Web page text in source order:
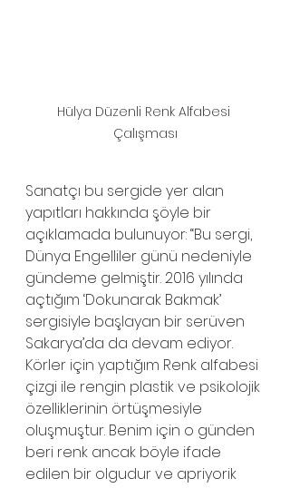
Hülya Düzenli Renk Alfabesi
Çalışması
Sanatçı bu sergide yer alan
yapıtları hakkında şöyle bir
açıklamada bulunuyor: “Bu sergi,
Dünya Engelliler günü nedeniyle
gündeme gelmiştir. 2016 yılında
açtığım ‘Dokunarak Bakmak’
sergisiyle başlayan bir serüven
Sakarya’da da devam ediyor.
Körler için yaptığım Renk alfabesi
çizgi ile rengin plastik ve psikolojik
özelliklerinin örtüşmesiyle
oluşmuştur. Benim için o günden
beri renk ancak böyle ifade
edilen bir olgudur ve apriyorik